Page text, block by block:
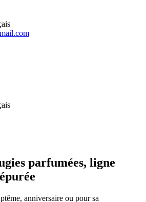
parfumées, ligne
anniversaire ou pour sa